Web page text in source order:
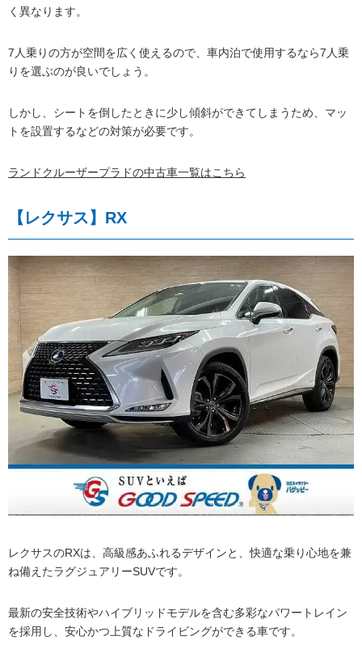
く異なります。
7人乗りの方が空間を広く使えるので、車内泊で使用するなら7人乗
りを選ぶのが良いでしょう。
しかし、シートを倒したときに少し傾斜ができてしまうため、マッ
トを設置するなどの対策が必要です。
ランドクルーザープラドの中古車一覧はこちら
【レクサス】RX
レクサスのRXは、高級感あふれるデザインと、快適な乗り心地を兼
ね備えたラグジュアリーSUVです。
最新の安全技術やハイブリッドモデルを含む多彩なパワートレイン
を採用し、安心かつ上質なドライビングができる車です。